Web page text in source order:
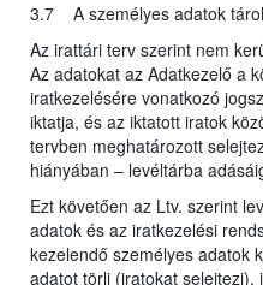
3.7 A személyes adatok
Az irattári terv szerint nem
Az adatokat az Adatkezelő a
iratkezelésére vonatkozó
iktatja, és az iktatott iratok
tervben meghatározott
hiányában – levéltárba
Ezt követően az Ltv. szerint
adatok és az iratkezelési
kezelendő személyes adatok
adatot törli (iratokat